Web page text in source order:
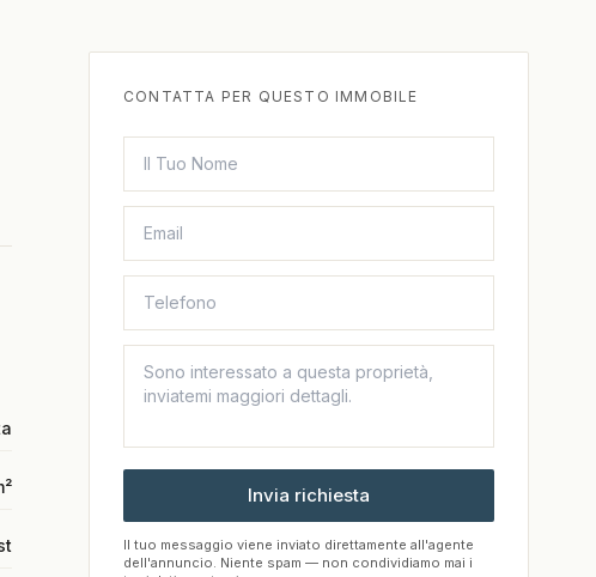
CONTATTA PER QUESTO IMMOBILE
Invia richiesta
Il tuo messaggio viene inviato direttamente all'agente
dell'annuncio. Niente spam — non condividiamo mai i